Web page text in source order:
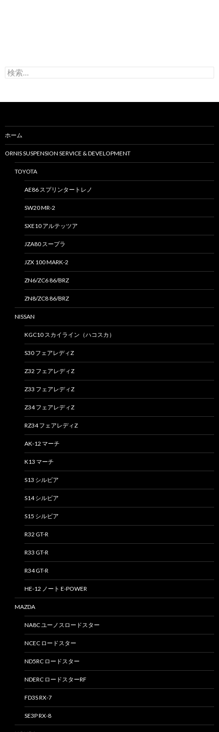
検
索
ホーム
ORNIS SUSPENSION SERVICE & DEVELOPMENT
TOYOTA
AE86 スプリンタートレノ
SW20 MR-2
SXE10 アルテッツア
JZA80 スープラ
JZX 100 MARK-2
ZN6/ZC6 86/BRZ
ZN8/ZC8 86/BRZ
NISSAN
KGC10 スカイライン（ハコスカ）
S30 フェアレディZ
Z32 フェアレディZ
Z33 フェアレディZ
Z34 フェアレディZ
RZ34 フェアレディZ
AK-12 マーチ
K13 マーチ
S13 シルビア
S14 シルビア
S15 シルビア
R32 GT-R
R33 GT-R
R34 GT-R
HE-12 ノート E-POWER
MAZDA
NA8C ユーノスロードスター
NCEC ロードスター
ND5RC ロードスター
NDERC ロードスターRF
FD3S RX-7
SE3P RX-8